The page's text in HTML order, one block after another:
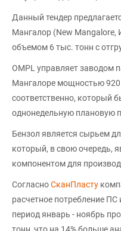
Данный тендер
Мангалор (New Mangalore,
объемом 6 тыс. тонн с
OMPL управляет заводом
Мангалоре мощностью 920
соответственно, который
однонедельную плановую
Бензол является сырьем
который, в свою очередь,
компонентом для
СогласноСканПласту
расчетное потребление
период январь - ноябрь